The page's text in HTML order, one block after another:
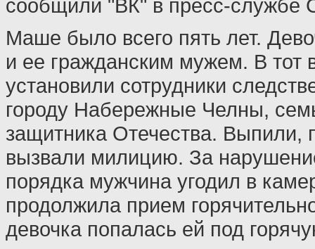
сообщили "ВК" в пресс-службе
Маше было всего пять лет.
и ее гражданским мужем. В тот
установили сотрудники
городу Набережные Челны,
защитника Отечества. Выпили,
вызвали милицию. За
порядка мужчина угодил в
продолжила прием
девочка попалась ей под